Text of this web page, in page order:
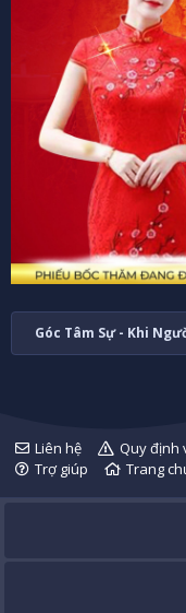
Góc Tâm Sự - Khi
Liên hệ Quy định
Trợ giúp
Trang